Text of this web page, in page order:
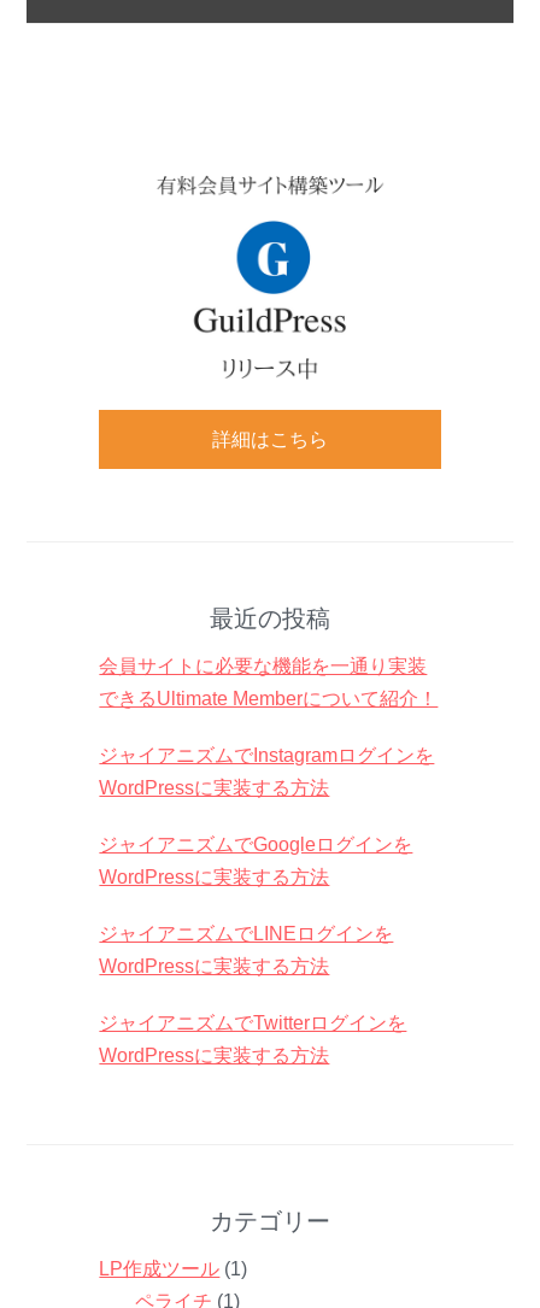
詳細はこちら
最近の投稿
会員サイトに必要な機能を一通り実装
できるUltimate Memberについて紹介！
ジャイアニズムでInstagramログインを
WordPressに実装する方法
ジャイアニズムでGoogleログインを
WordPressに実装する方法
ジャイアニズムでLINEログインを
WordPressに実装する方法
ジャイアニズムでTwitterログインを
WordPressに実装する方法
カテゴリー
LP作成ツール (1)
ペライチ (1)